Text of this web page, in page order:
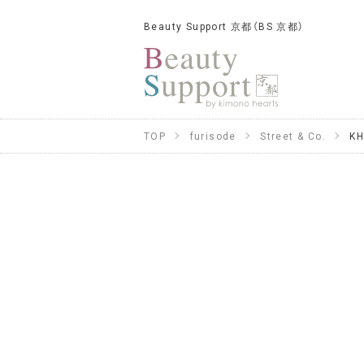
Beauty Support 京都（BS 京都）
TOP furisode Street & Co.